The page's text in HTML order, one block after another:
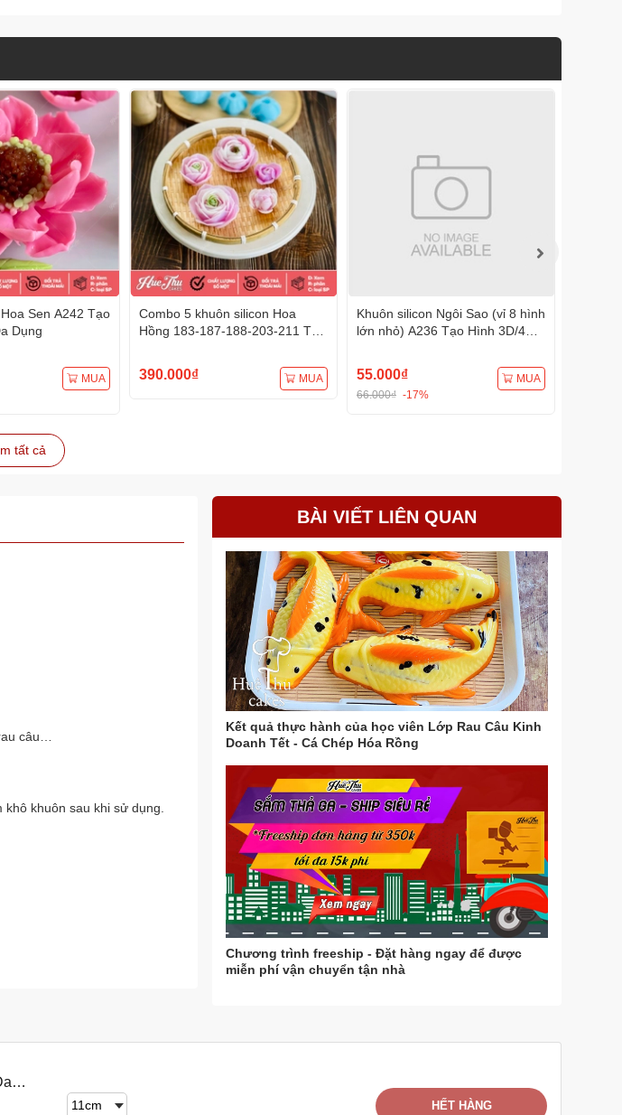
Sen A242 Tạo
Dụng
MUA
Combo 5 khuôn silicon Hoa
Hồng 183-187-188-203-211 Tạo
390.000₫ MUA
Khuôn silicon Ngôi Sao (vỉ 8 hình
lớn nhỏ) A236 Tạo Hình 3D/4D
55.000₫
66.000₫ -17%
MUA
tất cả
câu…
khuôn sau khi sử dụng.
BÀI VIẾT LIÊN QUAN
Kết quả thực hành của học viên Lớp Rau Câu Kinh
Doanh Tết - Cá Chép Hóa Rồng
Chương trình freeship - Đặt hàng ngay để được
miễn phí vận chuyển tận nhà
HẾT HÀNG